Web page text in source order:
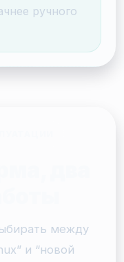
ручного
между
и “новой